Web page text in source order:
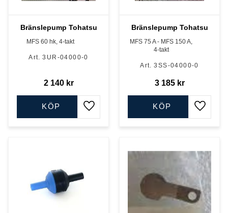
Bränslepump Tohatsu
MFS 60 hk, 4-takt
3UR-04000-0
2 140kr
Lägg till i favoriter
KÖP
Bränslepump Tohatsu
MFS 75 A - MFS 150 A,
4-takt
3SS-04000-0
3 185kr
Lägg
KÖP